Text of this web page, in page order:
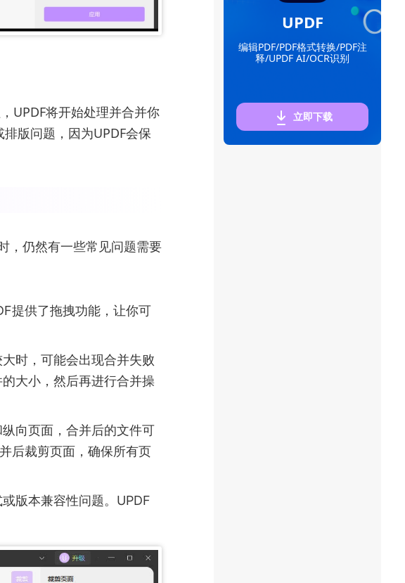
UPDF将开始处理并合并你
版问题，因为UPDF会保
，仍然有一些常见问题需要
提供了拖拽功能，让你可
时，可能会出现合并失败
大小，然后再进行合并操
向页面，合并后的文件可
后裁剪页面，确保所有页
版本兼容性问题。UPDF
UPDF
编辑PDF/PDF格式转换/PDF注
释/UPDF AI/OCR识别
立即下载